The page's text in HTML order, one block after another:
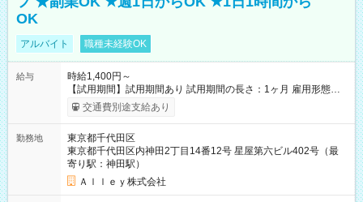
OK
アルバイト 職種未経験OK
給与
時給1,400円～
【試用期間】試用期間あり 試用期間の長さ：1ヶ月 雇用形態、
給与は本採用時と同じです。
交通費別途支給あり
勤務地
東京都千代田区
東京都千代田区内神田2丁目14番12号 星屋第六ビル402号（最
寄り駅：神田駅）
Ａｌｌｅｙ株式会社